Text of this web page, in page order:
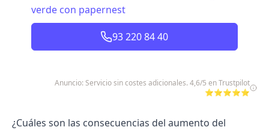
verde con papernest
93 220 84 40
Anuncio: Servicio sin costes adicionales. 4,6/5 en Trustpilot
⭐⭐⭐⭐⭐
¿Cuáles son las consecuencias del aumento del